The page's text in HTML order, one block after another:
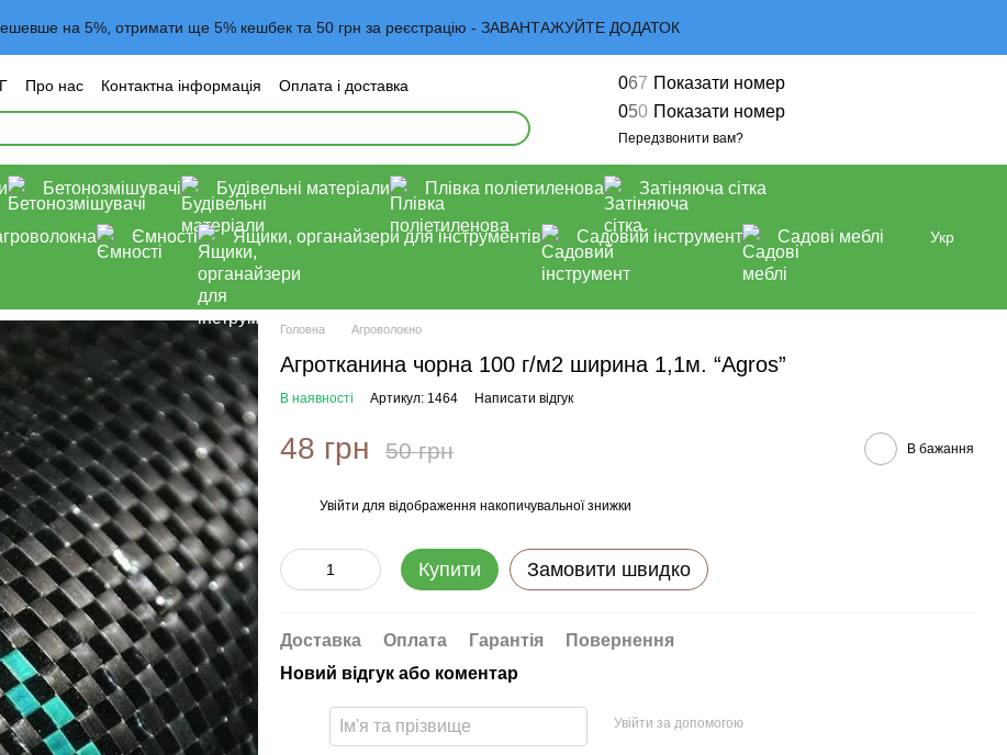
на 5%, отримати ще 5% кешбек та 50 грн за реєстрацію - ЗАВАНТАЖУЙТЕ ДОДАТОК
Про нас Контактна інформація
Оплата і доставка
Угода користувача Договор оферта Блог
067 Показати номер
050 Показати номер
Передзвонити вам?
Бетонозмішувачі Будівельні матеріали Плівка поліетиленова Затіняюча сітка
Ємності Ящики, органайзери для інструментів Садовий інструмент Садові меблі Укр
Головна Агроволокно
Агротканина чорна 100 г/м2 ширина 1,1м. “Agros”
В наявності Артикул: 1464 Написати відгук
48 грн 50 грн В бажання
Увійти для відображення накопичувальної знижки
Купити Замовити швидко
Доставка Оплата Гарантія
Повернення
Новий відгук або коментар
Увійти за допомогою